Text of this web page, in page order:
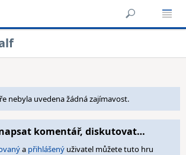
nebyla uvedena žádná zajímavost.
komentář, diskutovat…
a přihlášený uživatel můžete tuto hru